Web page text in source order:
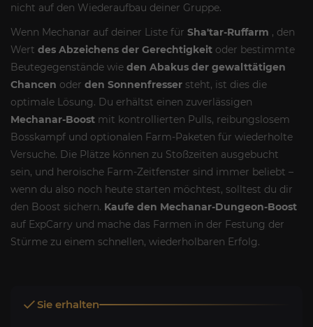
nicht auf den Wiederaufbau deiner Gruppe.
Wenn Mechanar auf deiner Liste für Sha'tar-Ruffarm , den
Wert des Abzeichens der Gerechtigkeit oder bestimmte
Beutegegenstände wie den Abakus der gewalttätigen
Chancen oder den Sonnenfresser steht, ist dies die
optimale Lösung. Du erhältst einen zuverlässigen
Mechanar-Boost mit kontrollierten Pulls, reibungslosem
Bosskampf und optionalen Farm-Paketen für wiederholte
Versuche. Die Plätze können zu Stoßzeiten ausgebucht
sein, und heroische Farm-Zeitfenster sind immer beliebt –
wenn du also noch heute starten möchtest, solltest du dir
den Boost sichern. Kaufe den Mechanar-Dungeon-Boost
auf ExpCarry und mache das Farmen in der Festung der
Stürme zu einem schnellen, wiederholbaren Erfolg.
Sie erhalten